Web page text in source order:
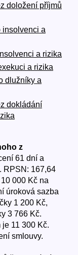
doložení příjmů
insolvenci a
a rizika
a rizika
dlužníky a
dokládání
z
61 dní a
RPSN: 167,64
000 Kč na
úroková sazba
1 200 Kč,
3 766 Kč.
11 300 Kč.
smlouvy.